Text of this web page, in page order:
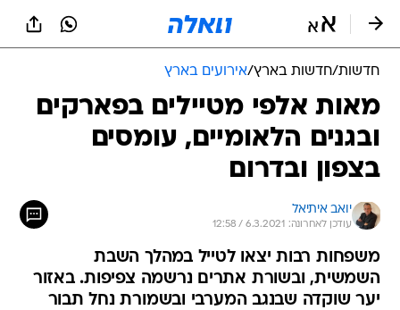
חדשות/חדשות בארץ/אירועים בארץ
מאות אלפי מטיילים בפארקים
ובגנים הלאומיים, עומסים
בצפון ובדרום
יואב איתיאל
עודכן לאחרונה: 6.3.2021 / 12:58
משפחות רבות יצאו לטייל במהלך השבת
השמשית, ובשורת אתרים נרשמה צפיפות. באזור
יער שוקדה שבנגב המערבי ובשמורת נחל תבור